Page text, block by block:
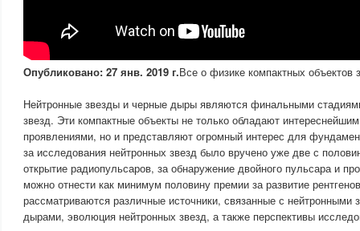
Опубликовано: 27 янв. 2019 г.Все о физике компактных объектов
Нейтронные звезды и черные дыры являются финальными
звезд. Эти компактные объекты не только обладают
проявлениями, но и представляют огромный интерес для
за исследования нейтронных звезд было вручено уже две с
открытие радиопульсаров, за обнаружение двойного пульсара и
можно отнести как минимум половину премии за развитие
рассматриваются различные источники, связанные с нейтронными
дырами, эволюция нейтронных звезд, а также перспективы